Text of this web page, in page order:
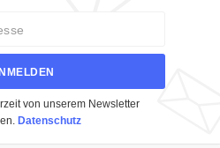
von unserem Newsletter
Datenschutz